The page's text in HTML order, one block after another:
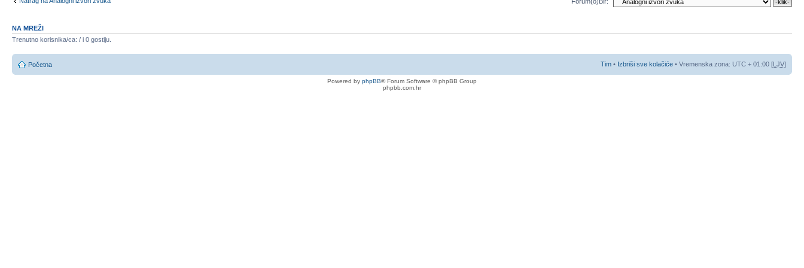
NA MREŽI
Trenutno korisnika/ca: / i 0 gostiju.
Početna Tim • Izbriši sve kolačiće • Vremenska zona: UTC + 01:00 [LJV]
Powered by phpBB® Forum Software © phpBB Group
phpbb.com.hr